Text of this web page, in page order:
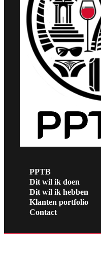
PPTB
Dit wil ik doen
Dit wil ik hebben
Klanten portfolio
Contact